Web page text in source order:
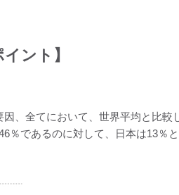
ント】
、全てにおいて、世界平均と比較
％であるのに対して、日本は13％